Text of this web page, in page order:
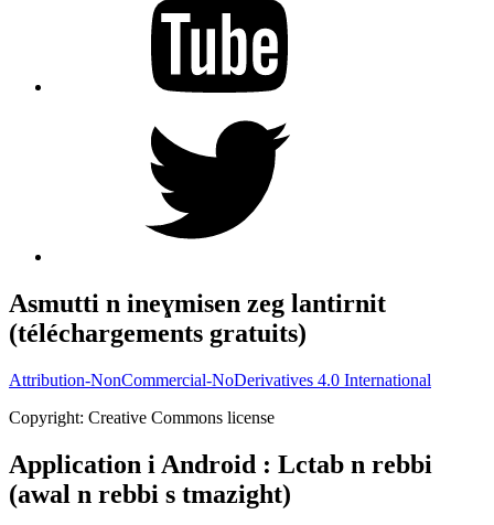
Asmutti n ineɣmisen zeg lantirnit
(téléchargements gratuits)
Attribution-NonCommercial-NoDerivatives 4.0 International
Copyright: Creative Commons license
Application i Android : Lctab n rebbi
(awal n rebbi s tmazight)